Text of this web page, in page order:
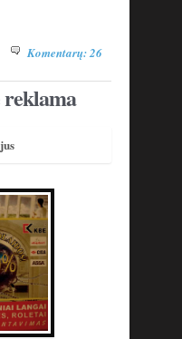
Komentarų: 26
reklama